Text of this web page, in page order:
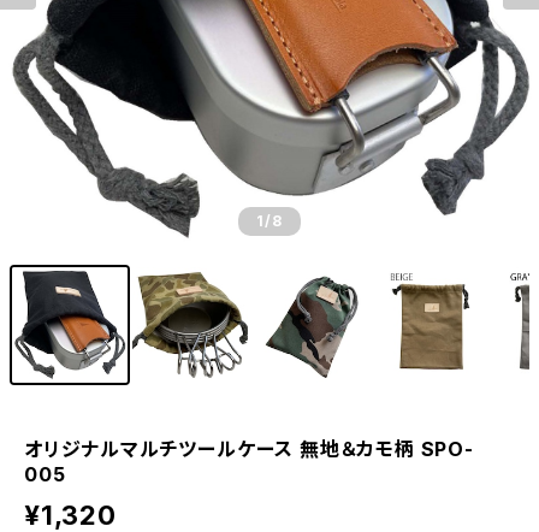
1 /8
オリジナルマルチツールケース 無地＆カモ柄 SPO-
005
¥1,320